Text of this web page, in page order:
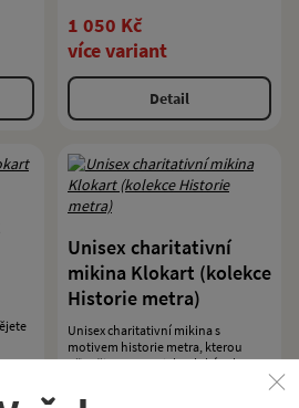
1 050 Kč
více variant
Detail
Unisex charitativní
mikina Klokart (kolekce
Historie metra)
Unisex charitativní mikina s
motivem historie metra, kterou
přispějete na projekt Klokánek